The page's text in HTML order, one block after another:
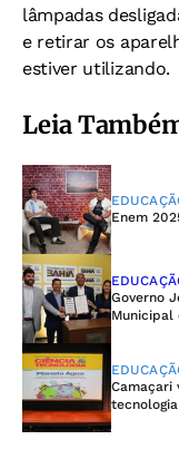
lâmpadas
e retirar os
estiver utilizando.
Leia
Enem
Governo
Municipal
Camaçari